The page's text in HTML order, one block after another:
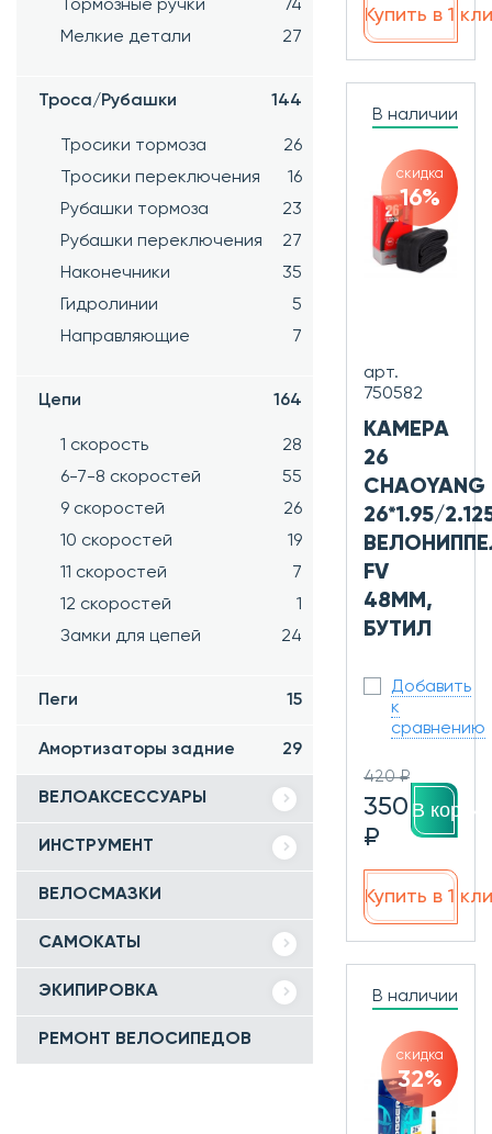
Тормозные ручки
74
Мелкие детали
27
Троса/Рубашки 144
Тросики тормоза
26
Тросики переключения
16
Рубашки тормоза
23
Рубашки переключения
27
Наконечники
35
Гидролинии
5
Направляющие
7
Цепи 164
1 скорость
28
6-7-8 скоростей
55
9 скоростей
26
10 скоростей
19
11 скоростей
7
12 скоростей
1
Замки для цепей
24
Пеги 15
Амортизаторы задние 29
ВЕЛОАКСЕССУАРЫ
ИНСТРУМЕНТ
ВЕЛОСМАЗКИ
САМОКАТЫ
ЭКИПИРОВКА
РЕМОНТ ВЕЛОСИПЕДОВ
Купить в 1
В наличии
скидка
16%
арт.
750582
КАМЕРА
26
CHAOYANG
26*1.95/
FV
48ММ,
БУТИЛ
Добавить
к
сравнению
420 ₽
350
₽
В
Купить в 1
В наличии
скидка
32%